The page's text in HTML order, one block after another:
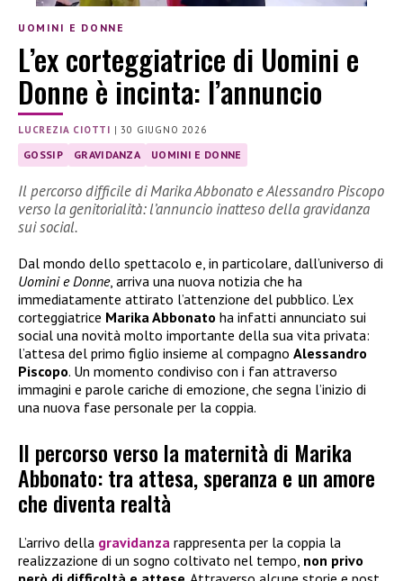
UOMINI E DONNE
L’ex corteggiatrice di Uomini e
Donne è incinta: l’annuncio
LUCREZIA CIOTTI |30 GIUGNO 2026
GOSSIP GRAVIDANZA UOMINI E DONNE
Il percorso difficile di Marika Abbonato e Alessandro Piscopo
verso la genitorialità: l’annuncio inatteso della gravidanza
sui social.
Dal mondo dello spettacolo e, in particolare, dall’universo di
Uomini e Donne, arriva una nuova notizia che ha
immediatamente attirato l’attenzione del pubblico. L’ex
corteggiatrice Marika Abbonato ha infatti annunciato sui
social una novità molto importante della sua vita privata:
l’attesa del primo figlio insieme al compagno Alessandro
Piscopo. Un momento condiviso con i fan attraverso
immagini e parole cariche di emozione, che segna l’inizio di
una nuova fase personale per la coppia.
Il percorso verso la maternità di Marika
Abbonato: tra attesa, speranza e un amore
che diventa realtà
L’arrivo della gravidanza rappresenta per la coppia la
realizzazione di un sogno coltivato nel tempo, non privo